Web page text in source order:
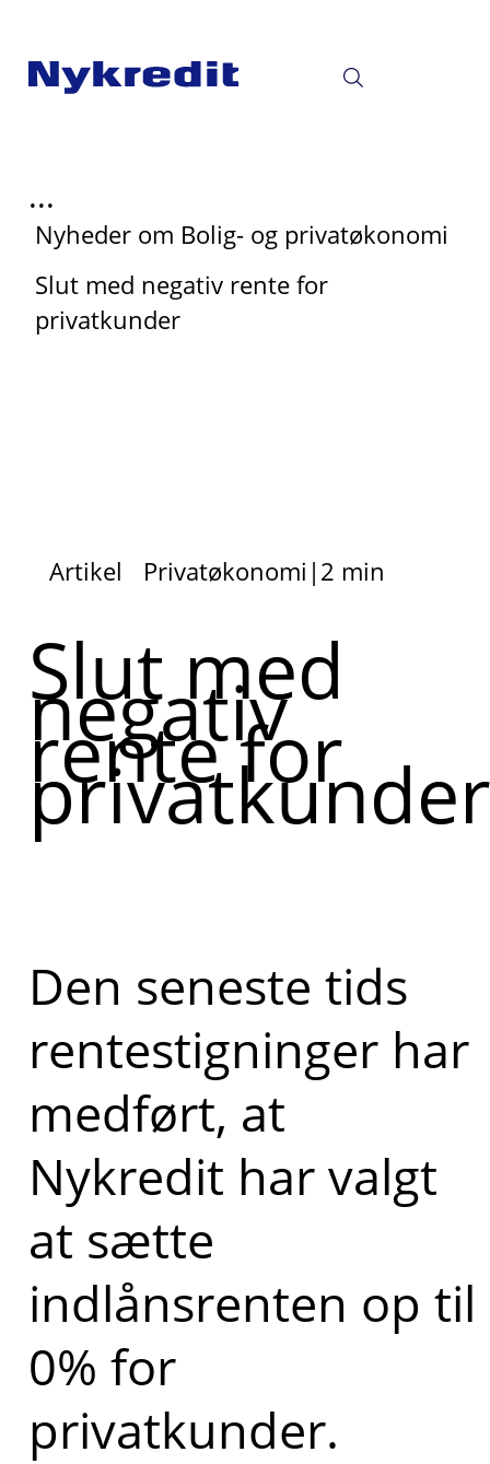
...
Nyheder om Bolig- og privatøkonomi
Slut med negativ rente for
privatkunder
Artikel Privatøkonomi |2 min
Slut med
negativ
rente for
privatkunder
Den seneste tids
rentestigninger har
medført, at
Nykredit har valgt
at sætte
indlånsrenten op til
0% for
privatkunder.